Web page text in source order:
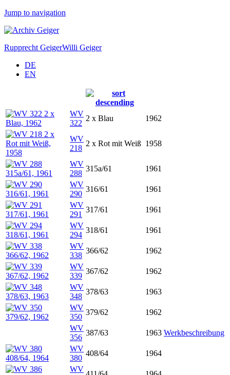
Jump to navigation
Rupprecht GeigerWilli Geiger
DE
EN
WV
322
2 x Blau 1962
WV
218
2 x Rot mit Weiß 1958
WV
288
315a/61
1961
WV
290
316/61
1961
WV
291
317/61
1961
WV
294
318/61
1961
WV
338
366/62
1962
WV
339
367/62
1962
WV
348
378/63
1963
WV
350
379/62
1962
WV
356
387/63 1963 Werkbeschreibung
WV
380
408/64
1964
WV